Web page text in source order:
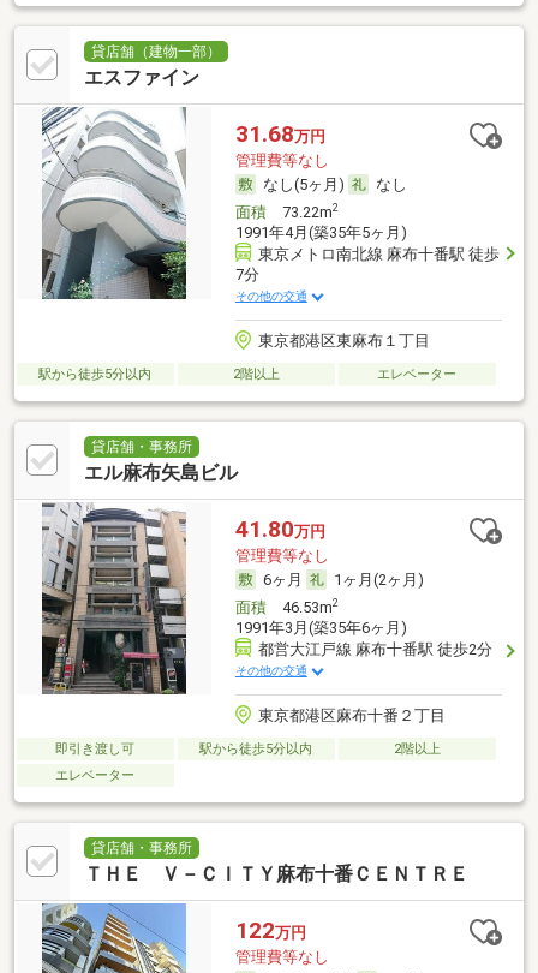
貸店舗（建物一部）
エスファイン
31.68万円
管理費等なし
なし(5ヶ月)
なし
面積73.22m2
1991年4月(築35年5ヶ月)
東京メトロ南北線 麻布十番駅 徒歩
7分
その他の交通
東京都港区東麻布１丁目
駅から徒歩5分以内 2階以上 エレベーター
貸店舗・事務所
エル麻布矢島ビル
41.80万円
管理費等なし
6ヶ月
1ヶ月(2ヶ月)
面積46.53m2
1991年3月(築35年6ヶ月)
都営大江戸線 麻布十番駅 徒歩2分
その他の交通
東京都港区麻布十番２丁目
即引き渡し可 駅から徒歩5分以内
2階以上
エレベーター
貸店舗・事務所
ＴＨＥ Ｖ－ＣＩＴＹ麻布十番ＣＥＮＴＲＥ
122万円
管理費等なし